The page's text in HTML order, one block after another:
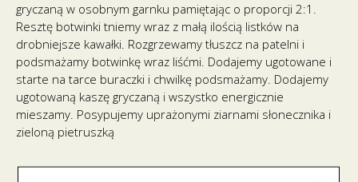
gryczaną w osobnym garnku pamiętając o proporcji 2:1.
Resztę botwinki tniemy wraz z małą ilością listków na
drobniejsze kawałki. Rozgrzewamy tłuszcz na patelni i
podsmażamy botwinkę wraz liśćmi. Dodajemy ugotowane i
starte na tarce buraczki i chwilkę podsmażamy. Dodajemy
ugotowaną kaszę gryczaną i wszystko energicznie
mieszamy. Posypujemy uprażonymi ziarnami słonecznika i
zieloną pietruszką